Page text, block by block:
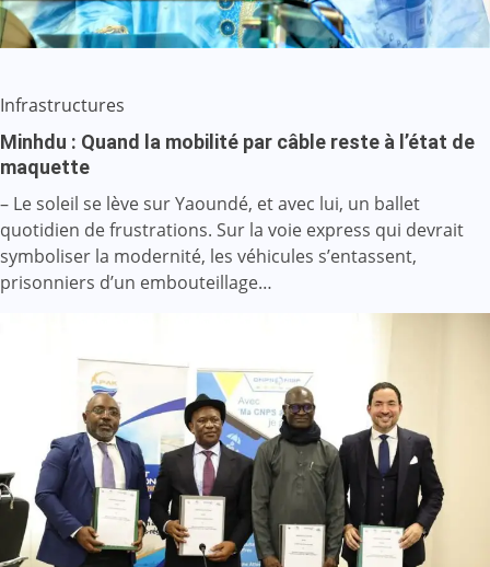
Infrastructures
Minhdu : Quand la mobilité par câble reste à l’état de
maquette
– Le soleil se lève sur Yaoundé, et avec lui, un ballet
quotidien de frustrations. Sur la voie express qui devrait
symboliser la modernité, les véhicules s’entassent,
prisonniers d’un embouteillage…